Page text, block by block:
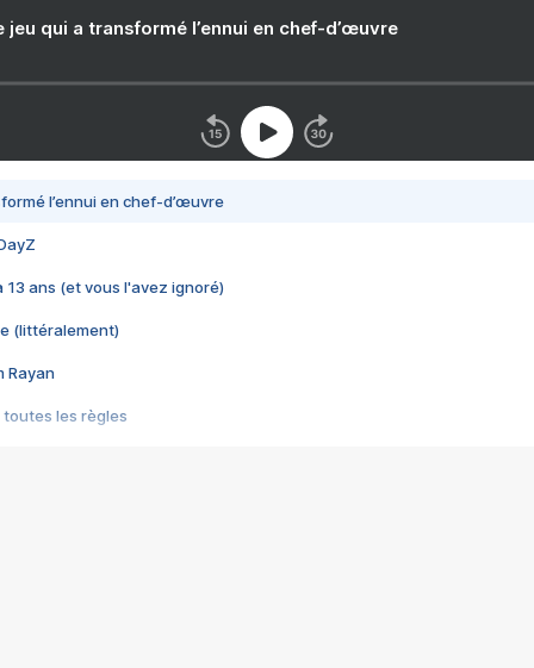
jeu qui a transformé l’ennui en chef-d’œuvre
l’ennui en chef-d’œuvre
13 ans (et vous l'avez ignoré)
(littéralement)
Rayan
toutes les règles